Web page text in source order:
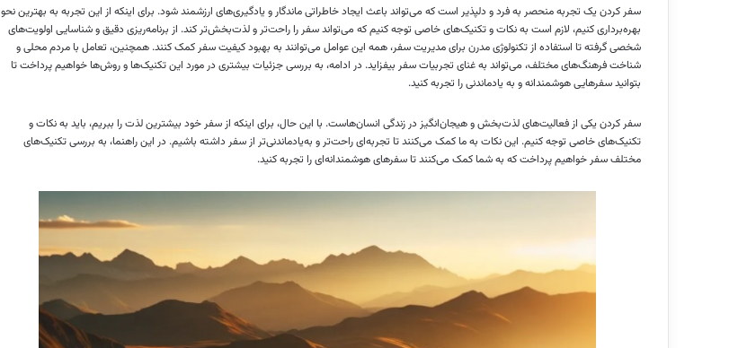
سفر کردن یک تجربه منحصر به فرد و دلپذیر است که می‌تواند باعث ایجاد خاطراتی ماندگار و یادگیری‌های ارزشمند شود. برای اینکه از این تجربه به بهترین نحو
بهره‌برداری کنیم، لازم است به نکات و تکنیک‌های خاصی توجه کنیم که می‌تواند سفر را راحت‌تر و لذت‌بخش‌تر کند. از برنامه‌ریزی دقیق و شناسایی اولویت‌های
شخصی گرفته تا استفاده از تکنولوژی مدرن برای مدیریت سفر، همه این عوامل می‌توانند به بهبود کیفیت سفر کمک کنند. همچنین، تعامل با مردم محلی و
شناخت فرهنگ‌های مختلف، می‌تواند به غنای تجربیات سفر بیفزاید. در ادامه، به بررسی جزئیات بیشتری در مورد این تکنیک‌ها و روش‌ها خواهیم پرداخت تا
بتوانید سفرهایی هوشمندانه و به یادماندنی را تجربه کنید.
سفر کردن یکی از فعالیت‌های لذت‌بخش و هیجان‌انگیز در زندگی انسان‌هاست. با این حال، برای اینکه از سفر خود بیشترین لذت را ببریم، باید به نکات و
تکنیک‌های خاصی توجه کنیم. این نکات به ما کمک می‌کنند تا تجربه‌ای راحت‌تر و به‌یادماندنی‌تر از سفر داشته باشیم. در این راهنما، به بررسی تکنیک‌های
مختلف سفر خواهیم پرداخت که به شما کمک می‌کنند تا سفرهای هوشمندانه‌ای را تجربه کنید.